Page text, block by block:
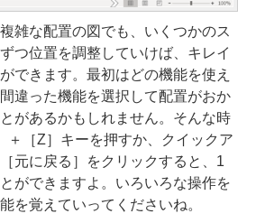
雑な配置の図でも、いくつかのス
つ位置を調整していけば、キレイ
できます。最初はどの機能を使え
違った機能を選択して配置がおか
があるかもしれません。そんな時
＋［Z］キーを押すか、クイックア
元に戻る］をクリックすると、1
ができますよ。いろいろな操作を
を覚えていってくださいね。